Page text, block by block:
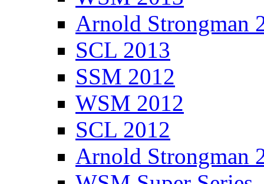
Arnold Strongman
SCL 2013
SSM 2012
WSM 2012
SCL 2012
Arnold Strongman